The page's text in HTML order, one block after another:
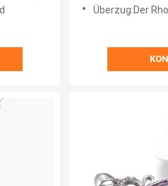
Überzug:Der Rhodium, der, PVD-Überzug, 18k